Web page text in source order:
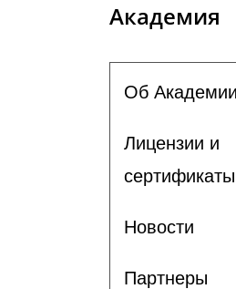
Академия
Об Академии
Лицензии и
сертификаты
Новости
Партнеры